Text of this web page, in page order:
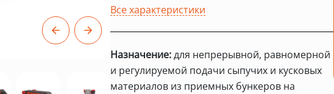
Все характеристики
Назначение:для непрерывной, равномерной
и регулируемой подачи сыпучих и кусковых
материалов из приемных бункеров на